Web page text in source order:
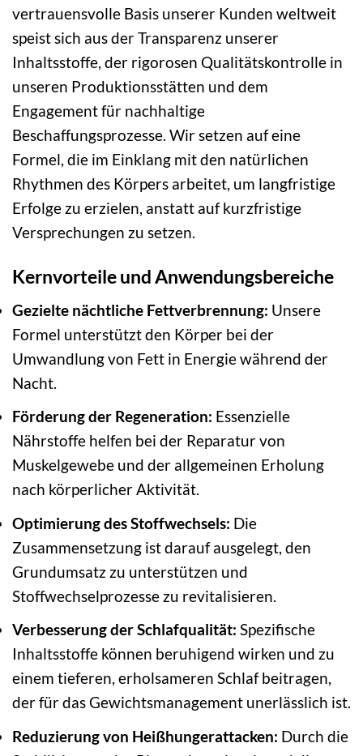
vertrauensvolle Basis unserer Kunden weltweit
speist sich aus der Transparenz unserer
Inhaltsstoffe, der rigorosen Qualitätskontrolle in
unseren Produktionsstätten und dem
Engagement für nachhaltige
Beschaffungsprozesse. Wir setzen auf eine
Formel, die im Einklang mit den natürlichen
Rhythmen des Körpers arbeitet, um langfristige
Erfolge zu erzielen, anstatt auf kurzfristige
Versprechungen zu setzen.
Kernvorteile und Anwendungsbereiche
Gezielte nächtliche Fettverbrennung: Unsere
Formel unterstützt den Körper bei der
Umwandlung von Fett in Energie während der
Nacht.
Förderung der Regeneration: Essenzielle
Nährstoffe helfen bei der Reparatur von
Muskelgewebe und der allgemeinen Erholung
nach körperlicher Aktivität.
Optimierung des Stoffwechsels: Die
Zusammensetzung ist darauf ausgelegt, den
Grundumsatz zu unterstützen und
Stoffwechselprozesse zu revitalisieren.
Verbesserung der Schlafqualität: Spezifische
Inhaltsstoffe können beruhigend wirken und zu
einem tieferen, erholsameren Schlaf beitragen,
der für das Gewichtsmanagement unerlässlich ist.
Reduzierung von Heißhungerattacken: Durch die